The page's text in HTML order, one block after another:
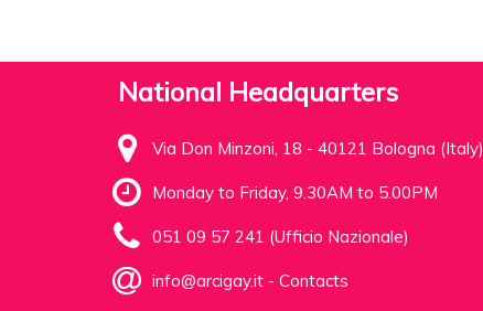
National Headquarters
Via Don Minzoni, 18 - 40121 Bologna (Italy)
Monday to Friday, 9.30AM to 5.00PM
051 09 57 241 (Ufficio Nazionale)
info@arcigay.it - Contacts